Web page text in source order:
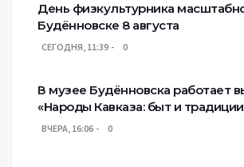
День физкультурника
Будённовске 8 августа
СЕГОДНЯ, 11:39 0
В музее Будённовска работает
«Народы Кавказа: быт и
ВЧЕРА, 16:06 0